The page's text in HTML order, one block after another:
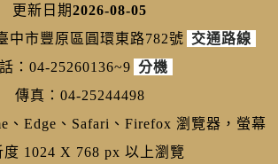
更新日期2026-08-05
中市豐原區圓環東路782號 交通路線
：04-25260136~9 分機
傳真：04-25244498
、Edge、Safari、Firefox 瀏覽器，螢幕
度 1024 X 768 px 以上瀏覽